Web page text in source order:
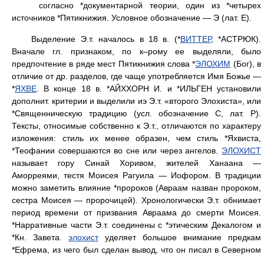
согласно *документарной теории, один из *четырех
источников *Пятикнижия. Условное обозначение — Э (лат. Е).
Выделение Э.т. началось в 18 в. (*ВИТТЕР, *АСТРЮК).
Вначале гл. признаком, по к–рому ее выделяли, было
предпочтение в ряде мест Пятикнижия слова *ЭЛОХИМ (Бог), в
отличие от др. разделов, где чаще употребляется Имя Божье —
*ЯХВЕ . В конце 18 в. *АЙХХОРН И. и *ИЛЬГЕН установили
дополнит. критерии и выделили иэ Э.т. «второго Элохиста», или
*Священническую традицию (усл. обозначение С, лат. Р).
Тексты, относимые собственно к Э.т., отличаются по характеру
изложения: стиль их менее образен, чем стиль *Яхвиста,
*Теофании совершаются во сне или через ангелов. ЭЛОХИСТ
называет гору Синай Хоривом, жителей Ханаана —
Аморреями, тестя Моисея Рагуила — Иофором. В традиции
можно заметить влияние *пророков (Авраам назван пророком,
сестра Моисея — пророчицей). Хронологически Э.т. обнимает
период времени от призвания Авраама до смерти Моисея.
*Нарративные части Э.т. соединены с *этическим Декалогом и
*Кн. Завета. элохистуделяет большое внимание предкам
*Ефрема, из чего был сделан вывод, что он писал в Северном